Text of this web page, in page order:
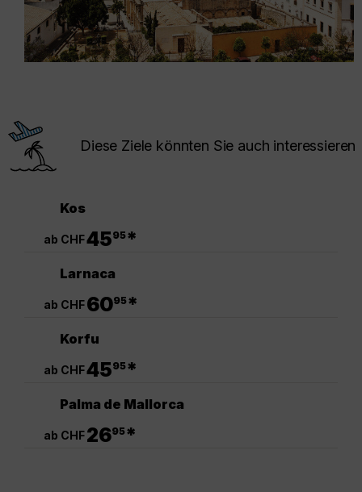
Diese Ziele könnten Sie auch interessieren
Kos
ab CHF4595*
Larnaca
ab CHF6095*
Korfu
ab CHF4595*
Palma de Mallorca
ab CHF2695*